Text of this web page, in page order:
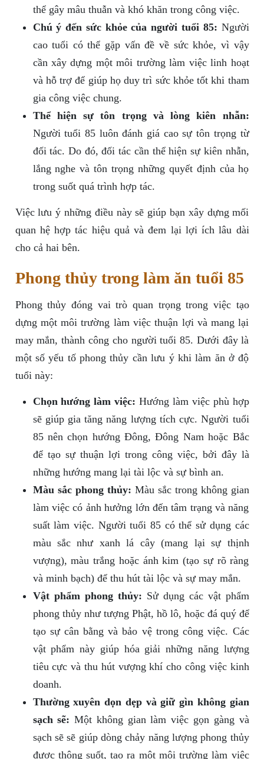
thể gây mâu thuẫn và khó khăn trong công việc.
Chú ý đến sức khỏe của người tuổi 85: Người
cao tuổi có thể gặp vấn đề về sức khỏe, vì vậy
cần xây dựng một môi trường làm việc linh hoạt
và hỗ trợ để giúp họ duy trì sức khỏe tốt khi tham
gia công việc chung.
Thể hiện sự tôn trọng và lòng kiên nhẫn:
Người tuổi 85 luôn đánh giá cao sự tôn trọng từ
đối tác. Do đó, đối tác cần thể hiện sự kiên nhẫn,
lắng nghe và tôn trọng những quyết định của họ
trong suốt quá trình hợp tác.
Việc lưu ý những điều này sẽ giúp bạn xây dựng mối
quan hệ hợp tác hiệu quả và đem lại lợi ích lâu dài
cho cả hai bên.
Phong thủy trong làm ăn tuổi 85
Phong thủy đóng vai trò quan trọng trong việc tạo
dựng một môi trường làm việc thuận lợi và mang lại
may mắn, thành công cho người tuổi 85. Dưới đây là
một số yếu tố phong thủy cần lưu ý khi làm ăn ở độ
tuổi này:
Chọn hướng làm việc: Hướng làm việc phù hợp
sẽ giúp gia tăng năng lượng tích cực. Người tuổi
85 nên chọn hướng Đông, Đông Nam hoặc Bắc
để tạo sự thuận lợi trong công việc, bởi đây là
những hướng mang lại tài lộc và sự bình an.
Màu sắc phong thủy: Màu sắc trong không gian
làm việc có ảnh hưởng lớn đến tâm trạng và năng
suất làm việc. Người tuổi 85 có thể sử dụng các
màu sắc như xanh lá cây (mang lại sự thịnh
vượng), màu trắng hoặc ánh kim (tạo sự rõ ràng
và minh bạch) để thu hút tài lộc và sự may mắn.
Vật phẩm phong thủy: Sử dụng các vật phẩm
phong thủy như tượng Phật, hồ lô, hoặc đá quý để
tạo sự cân bằng và bảo vệ trong công việc. Các
vật phẩm này giúp hóa giải những năng lượng
tiêu cực và thu hút vượng khí cho công việc kinh
doanh.
Thường xuyên dọn dẹp và giữ gìn không gian
sạch sẽ: Một không gian làm việc gọn gàng và
sạch sẽ sẽ giúp dòng chảy năng lượng phong thủy
được thông suốt, tạo ra một môi trường làm việc